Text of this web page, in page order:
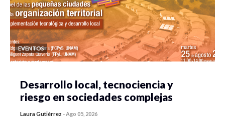
EVENTOS
Desarrollo local, tecnociencia y
riesgo en sociedades complejas
Laura Gutiérrez -Ago 05, 2026